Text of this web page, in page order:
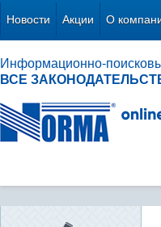
Новости Акции О
Информационно-
ВСЕ